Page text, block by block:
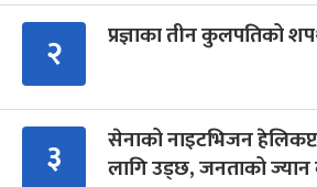
२ प्रज्ञाका तीन कुलपतिको
३
सेनाको नाइटभिजन
लागि उड्छ, जनताको